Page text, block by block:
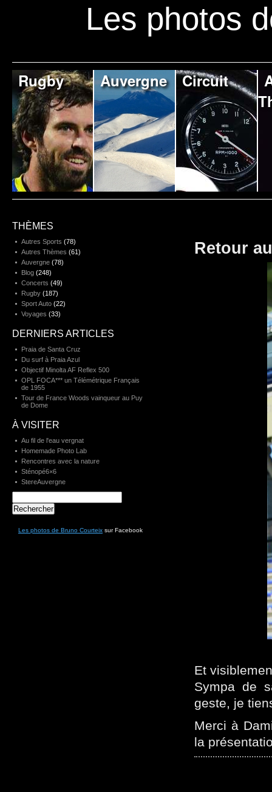
Les photos
Rugby Auvergne Circuit
Retour
Et
Sympa de
geste, je
Merci à
la
THÈMES
Autres Sports (78)
Autres Thèmes (61)
Auvergne (78)
Blog (248)
Concerts (49)
Rugby (187)
Sport Auto (22)
Voyages (33)
DERNIERS ARTICLES
Praia de Santa Cruz
Du surf à Praia Azul
Objectif Minolta AF Reflex 500
OPL FOCA*** un Télémétrique Français
de 1955
Tour de France Woods vainqueur au Puy
de Dome
À VISITER
Au fil de l'eau vergnat
Homemade Photo Lab
Rencontres avec la nature
Sténopé6×6
StereAuvergne
Les photos de Bruno Courteix sur Facebook